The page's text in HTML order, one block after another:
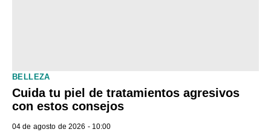
BELLEZA
Cuida tu piel de tratamientos agresivos
con estos consejos
04 de agosto de 2026 - 10:00